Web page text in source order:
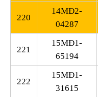
220
14MĐ2-
04287
221
15MĐ1-
65194
222
15MĐ1-
31615